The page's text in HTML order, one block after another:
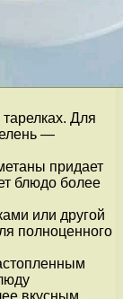
Для
—
придает
блюдо более
или другой
полноценного
вкусным.